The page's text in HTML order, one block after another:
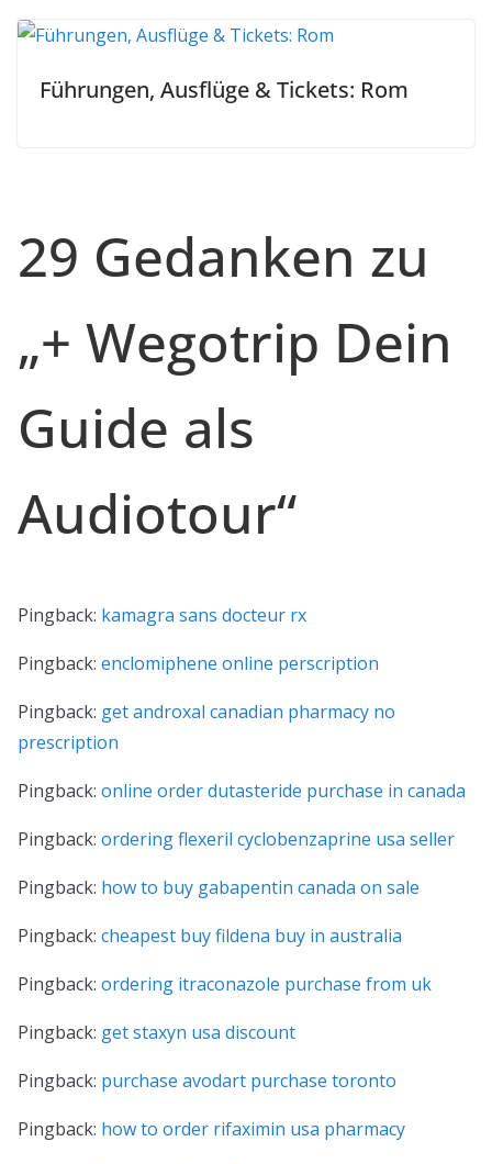
Führungen, Ausflüge & Tickets: Rom
29 Gedanken zu
„+ Wegotrip Dein
Guide als
Audiotour“
Pingback: kamagra sans docteur rx
Pingback: enclomiphene online perscription
Pingback: get androxal canadian pharmacy no
prescription
Pingback: online order dutasteride purchase in canada
Pingback: ordering flexeril cyclobenzaprine usa seller
Pingback: how to buy gabapentin canada on sale
Pingback: cheapest buy fildena buy in australia
Pingback: ordering itraconazole purchase from uk
Pingback: get staxyn usa discount
Pingback: purchase avodart purchase toronto
Pingback: how to order rifaximin usa pharmacy